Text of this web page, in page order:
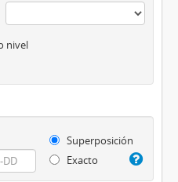
nivel
Superposición
Exacto